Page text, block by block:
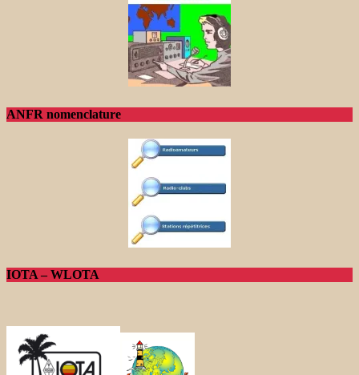
ANFR nomenclature
IOTA – WLOTA